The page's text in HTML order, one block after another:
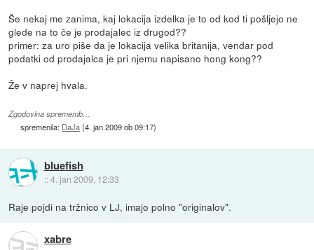
Še nekaj me zanima, kaj lokacija izdelka je to od kod ti pošljejo ne
glede na to če je prodajalec iz drugod??
primer: za uro piše da je lokacija velika britanija, vendar pod
podatki od prodajalca je pri njemu napisano hong kong??
Že v naprej hvala.
Zgodovina sprememb…
spremenila: DaJa(4. jan 2009 ob 09:17)
bluefish
::4. jan 2009, 12:33
Raje pojdi na tržnico v LJ, imajo polno "originalov".
xabre